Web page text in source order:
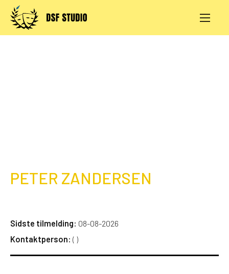
Skip
content
PETER ZANDERSEN
Sidste tilmelding: 08-08-2026
Kontaktperson: ( )